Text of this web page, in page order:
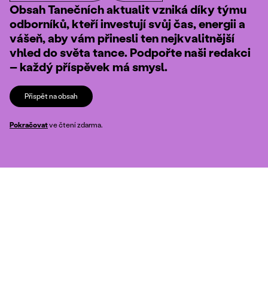
Obsah Tanečních aktualit vzniká díky týmu
odborníků, kteří investují svůj čas, energii a
vášeň, aby vám přinesli ten nejkvalitnější
vhled do světa tance. Podpořte naši redakci
– každý příspěvek má smysl.
Přispět na obsah
Pokračovatve čtení zdarma.